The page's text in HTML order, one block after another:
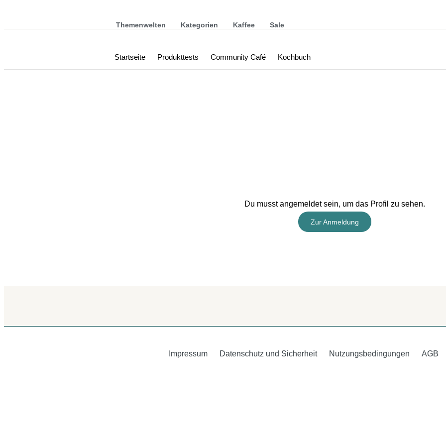
Themenwelten Kategorien Kaffee Sale
Startseite Produkttests Community Café Kochbuch
Du musst angemeldet sein, um das Profil zu sehen.
Zur Anmeldung
Impressum Datenschutz und Sicherheit Nutzungsbedingungen AGB